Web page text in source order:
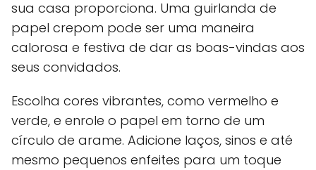
sua casa proporciona. Uma guirlanda de
papel crepom pode ser uma maneira
calorosa e festiva de dar as boas-vindas aos
seus convidados.
Escolha cores vibrantes, como vermelho e
verde, e enrole o papel em torno de um
círculo de arame. Adicione laços, sinos e até
mesmo pequenos enfeites para um toque